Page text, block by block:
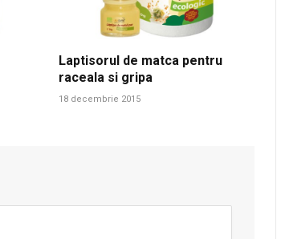
Laptisorul de matca pentru
raceala si gripa
18 decembrie 2015